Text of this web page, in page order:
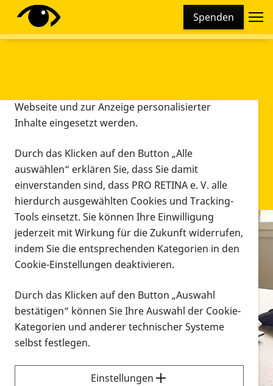
Spenden
Infomaterial
Infomaterial
Vorlesen
Alle Infomaterialien in verschiedenen
Formaten an einem Ort
Sie möchten wissen, wie Sie nach Infonmaterial
suchen und dieses bestellen bzw. herunterladen
Diese Webseite setzt verschiedene Cookies und
Tracking-Tools ein. Dies beinhaltet Cookies und
Webseite und zur Anzeige personalisierter
Inhalte eingesetzt werden.
Durch das Klicken auf den Button „Alle
auswählen“ erklären Sie, dass Sie damit
einverstanden sind, dass PRO RETINA e. V. alle
hierdurch ausgewählten Cookies und Tracking-
Tools einsetzt. Sie können Ihre Einwilligung
jederzeit mit Wirkung für die Zukunft widerrufen,
indem Sie die entsprechenden Kategorien in den
Cookie-Einstellungen deaktivieren.
Durch das Klicken auf den Button „Auswahl
bestätigen“ können Sie Ihre Auswahl der Cookie-
Kategorien und anderer technischer Systeme
selbst festlegen.
Einstellungen